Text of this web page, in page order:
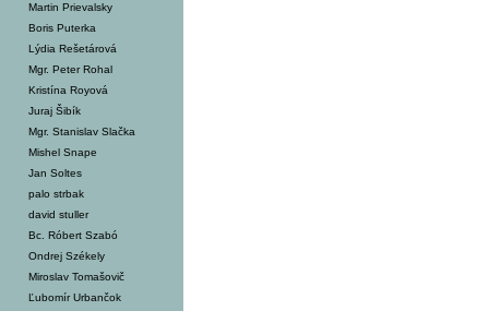
Martin Prievalsky
Boris Puterka
Lýdia Rešetárová
Mgr. Peter Rohal
Kristína Royová
Juraj Šibík
Mgr. Stanislav Slačka
Mishel Snape
Jan Soltes
palo strbak
david stuller
Bc. Róbert Szabó
Ondrej Székely
Miroslav Tomašovič
Ľubomír Urbančok